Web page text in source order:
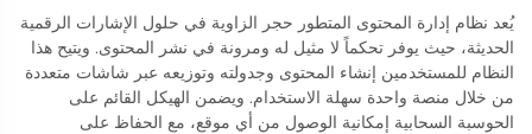
يُعد نظام إدارة المحتوى المتطور حجر الزاوية في حلول الإشارات الرقمية
الحديثة، حيث يوفر تحكماً لا مثيل له ومرونة في نشر المحتوى. ويتيح هذا
النظام للمستخدمين إنشاء المحتوى وجدولته وتوزيعه عبر شاشات متعددة
من خلال منصة واحدة سهلة الاستخدام. ويضمن الهيكل القائم على
الحوسبة السحابية إمكانية الوصول من أي موقع، مع الحفاظ على